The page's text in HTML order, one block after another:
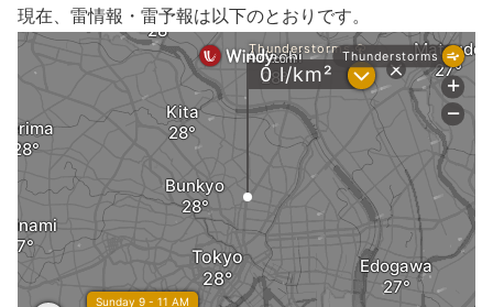
現在、雷情報・雷予報は以下のとおりです。